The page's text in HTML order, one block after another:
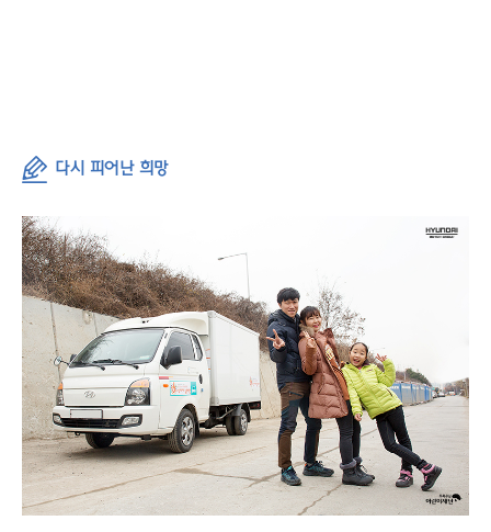
다시 피어난 희망